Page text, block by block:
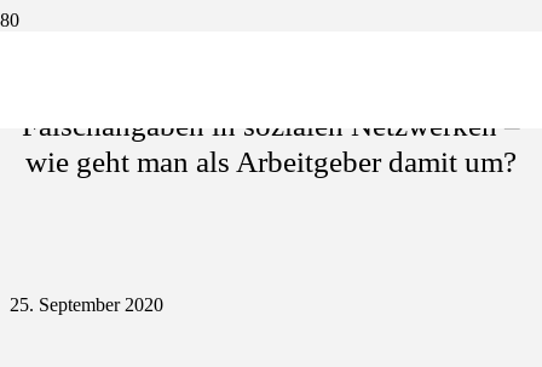
Falschangaben in sozialen Netzwerken –
wie geht man als Arbeitgeber damit um?
25. September 2020